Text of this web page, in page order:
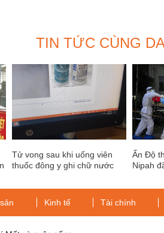
TIN TỨC CÙNG
Tử vong sau khi uống viên
thuốc đông y ghi chữ nước
Ấn Độ
Nipah
Kinh tế Tài chính